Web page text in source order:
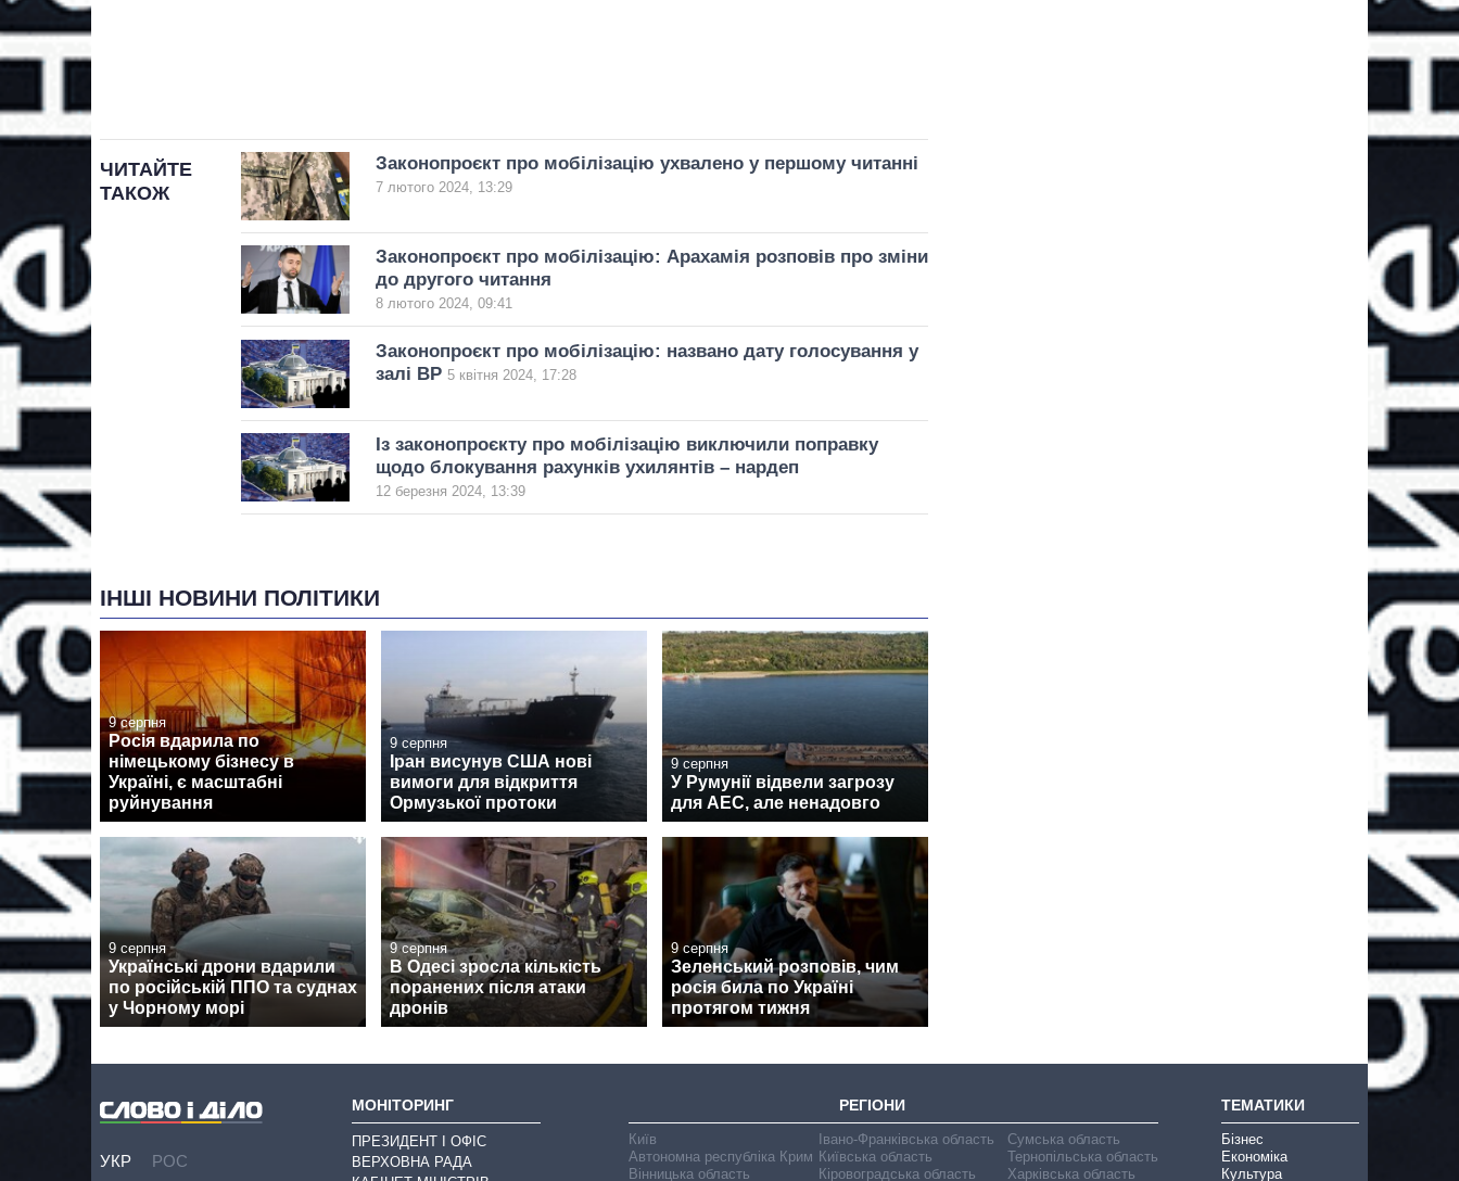
ЧИТАЙТЕ
ТАКОЖ
Законопроєкт про мобілізацію ухвалено у першому читанні
7 лютого 2024, 13:29
Законопроєкт про мобілізацію: Арахамія розповів про зміни
до другого читання
8 лютого 2024, 09:41
Законопроєкт про мобілізацію: названо дату голосування у
залі ВР 5 квітня 2024, 17:28
Із законопроєкту про мобілізацію виключили поправку
щодо блокування рахунків ухилянтів – нардеп
12 березня 2024, 13:39
ІНШІ НОВИНИ ПОЛІТИКИ
9 серпня
Росія вдарила по
німецькому бізнесу в
Україні, є масштабні
руйнування
9 серпня
Іран висунув США нові
вимоги для відкриття
Ормузької протоки
9 серпня
У Румунії відвели загрозу
для АЕС, але ненадовго
9 серпня
Українські дрони вдарили
по російській ППО та суднах
у Чорному морі
9 серпня
В Одесі зросла кількість
поранених після атаки
дронів
9 серпня
Зеленський розповів, чим
росія била по Україні
протягом тижня
УКР РОС
МОНІТОРИНГ
ПРЕЗИДЕНТ І ОФІС
ВЕРХОВНА РАДА
РЕГІОНИ
Київ
Автономна республіка Крим
Вінницька область
Івано-Франківська область
Київська область
Кіровоградська область
Сумська область
Тернопільська область
Харківська область
ТЕМАТИКИ
Бізнес
Економіка
Культура